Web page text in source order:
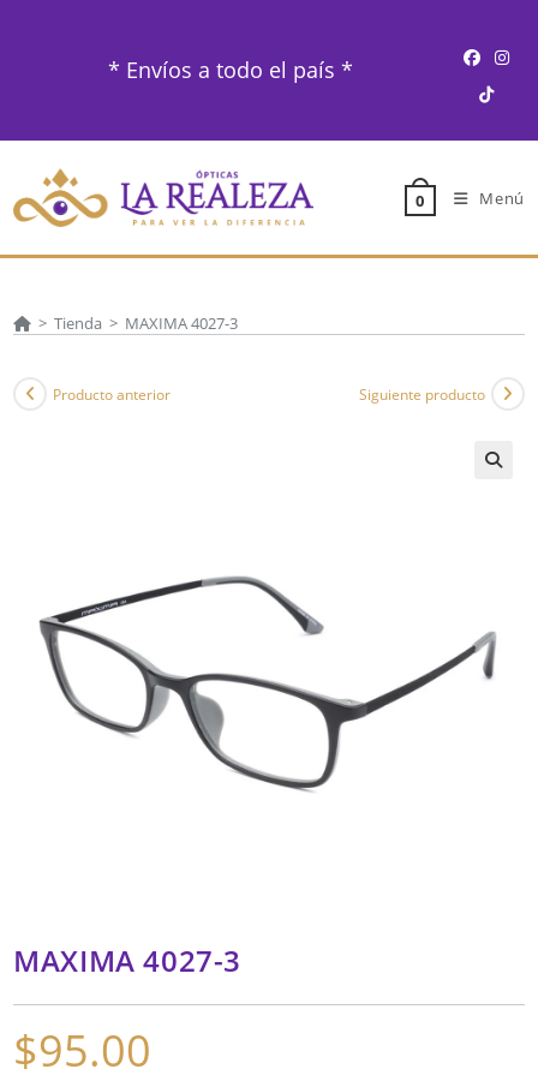
* Envíos a todo el país *
0 Menú
> Tienda > MAXIMA 4027-3
Producto anterior Siguiente producto
MAXIMA 4027-3
$95.00